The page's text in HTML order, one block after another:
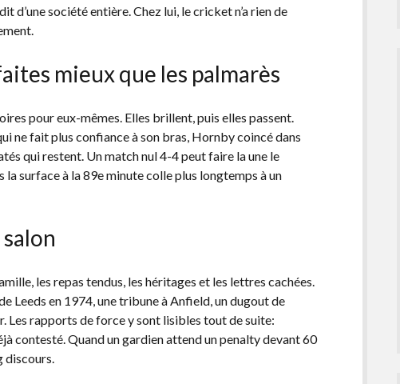
d’une société entière. Chez lui, le cricket n’a rien de
mieux que les palmarès
pour eux-mêmes. Elles brillent, puis elles passent.
ne fait plus confiance à son bras, Hornby coincé dans
qui restent. Un match nul 4-4 peut faire la une le
la surface à la 89e minute colle plus longtemps à un
les repas tendus, les héritages et les lettres cachées.
Leeds en 1974, une tribune à Anfield, un dugout de
Les rapports de force y sont lisibles tout de suite:
contesté. Quand un gardien attend un penalty devant 60
discours.